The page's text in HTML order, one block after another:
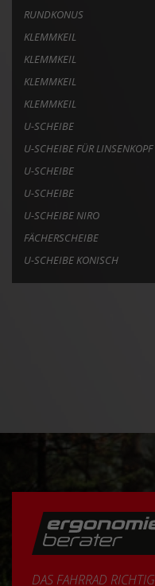
RUNDKONUS
KLEMMKEIL
KLEMMKEIL
KLEMMKEIL
KLEMMKEIL
U-SCHEIBE
U-SCHEIBE FÜR LINSENKOPF
U-SCHEIBE
U-SCHEIBE
U-SCHEIBE NIRO
FÄCHERSCHEIBE
U-SCHEIBE KONISCH
DAS FAHRRAD RICHTIG